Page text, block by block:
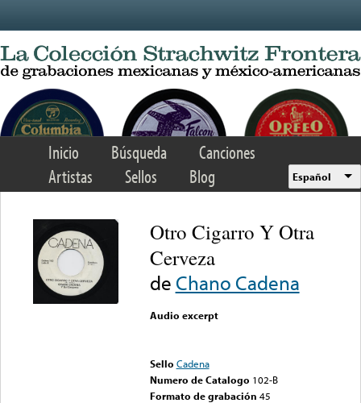
Inicio Búsqueda
Canciones
Artistas
Sellos Blog Español
Otro Cigarro Y Otra
Cerveza
de Chano Cadena
Audio excerpt
Sello Cadena
Numero de Catalogo 102-B
Formato de grabación 45